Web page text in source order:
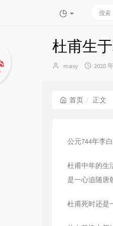
杜甫生
博
masy
发
2020
首页 正文
公元744年李
杜甫中年的生
是一心追随唐
杜甫死时还是